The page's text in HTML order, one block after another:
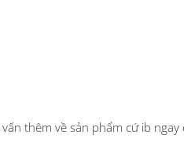
thêm về sản phẩm cứ ib ngay